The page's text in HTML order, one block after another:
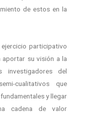
de estos en la
participativo
aportar su visión a la
del
cualitativos que
y llegar
cadena de valor